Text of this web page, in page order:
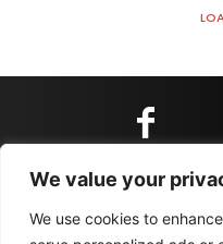
We value your
We use cookies to